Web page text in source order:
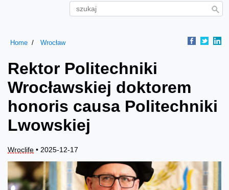
Home Wrocław
Rektor Politechniki
Wrocławskiej doktorem
honoris causa Politechniki
Lwowskiej
Wroclife • 2025-12-17